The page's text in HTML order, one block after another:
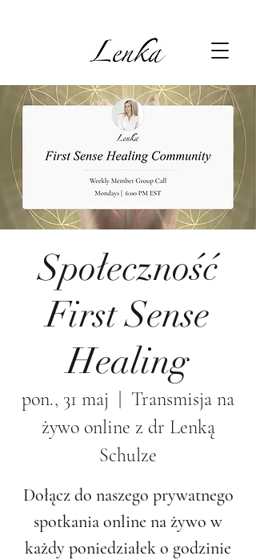
Społeczność
First Sense
Healing
pon., 31 maj
Transmisja na
żywo online z dr Lenką
Schulze
Dołącz do naszego prywatnego
spotkania online na żywo w
każdy poniedziałek o godzinie